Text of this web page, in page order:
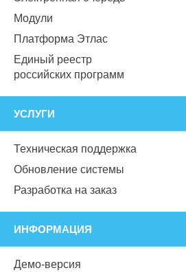
Модули
Платформа Этлас
Единый реестр
российских программ
УСЛУГИ
Техническая поддержка
Обновление системы
Разработка на заказ
ИНФОРМАЦИЯ
Демо-версия